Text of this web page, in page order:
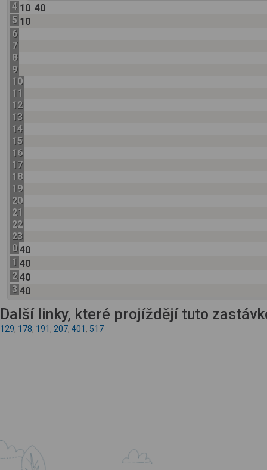
4 10 40
5 10
6
7
8
9
10
11
12
13
14
15
16
17
18
19
20
21
22
23
0 40
1 40
2 40
3 40
Další linky, které projíždějí tuto
129, 178, 191 , 207, 401 , 517